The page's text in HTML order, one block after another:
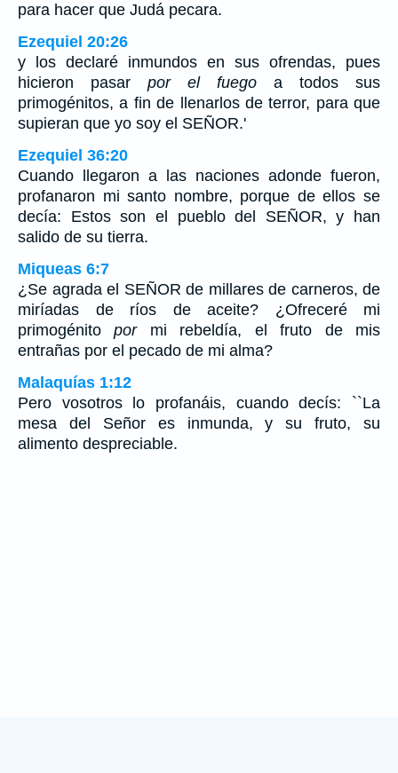
para hacer que Judá pecara.
Ezequiel 20:26
y los declaré inmundos en sus ofrendas, pues
hicieron pasar por el fuego a todos sus
primogénitos, a fin de llenarlos de terror, para que
supieran que yo soy el SEÑOR.'
Ezequiel 36:20
Cuando llegaron a las naciones adonde fueron,
profanaron mi santo nombre, porque de ellos se
decía: Estos son el pueblo del SEÑOR, y han
salido de su tierra.
Miqueas 6:7
¿Se agrada el SEÑOR de millares de carneros, de
miríadas de ríos de aceite? ¿Ofreceré mi
primogénitopormi rebeldía, el fruto de mis
entrañas por el pecado de mi alma?
Malaquías 1:12
Pero vosotros lo profanáis, cuando decís: ``La
mesa del Señor es inmunda, y su fruto, su
alimento despreciable.